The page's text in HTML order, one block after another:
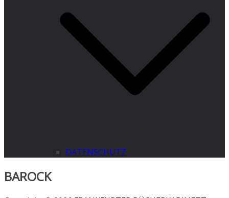
DATENSCHUTZ
BAROCK